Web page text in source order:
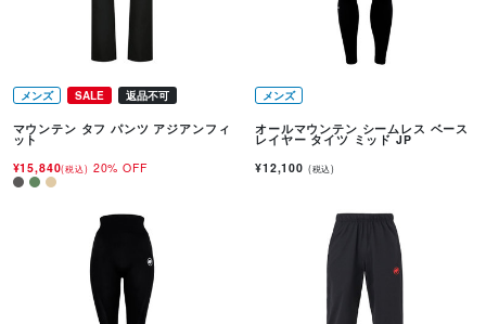
メンズ SALE 返品不可
マウンテン タフ パンツ アジアンフィ
ット
¥15,840(税込) 20% OFF
メンズ
オールマウンテン シームレス ベース
レイヤー タイツ ミッド JP
¥12,100 (税込)